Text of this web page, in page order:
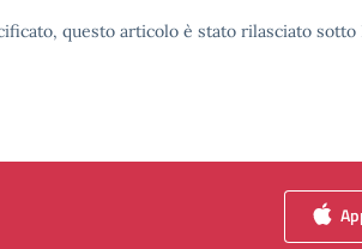
questo articolo è stato rilasciato